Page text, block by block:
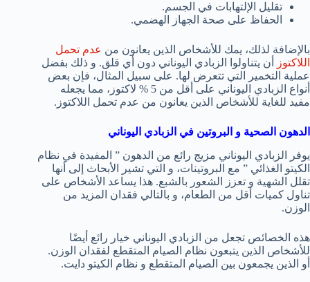
تقليل الإلتهابات في الجسم.
الحفاظ على صحة الجهاز الهضمي.
بالإضافة لذلك، يمك للأشخاص الذين يعانون من عدم تحمل
اللاكتوز
أن يتناولوا الزبادي اليوناني دون أي قلق. و ذلك بفضل
عملية التخمير التي تتعرض لها. على سبيل المثال، فإن بعض
أنواع الزبادي اليوناني على أقل من 5 % لاكتوز، مما يجعله
مفيد للغاية للأشخاص الذين يعانون من عدم تحمل اللاكتوز.
الدهون الصحية و البروتين في الزبادي اليوناني
يوفر الزبادي اليوناني مزيج رائع من الدهون ” المفيدة في نظام
الكيتو الغذائي ” مع البروتينات، و التي تشير الأبحاث إلى أنها
تقلل الشهية و تعزز الشعور بالشبع. هذا يساعد الأشخاص على
تناول كميات أقل من الطعام، و بالتالي فقدان المزيد من
الوزن.
هذه الخصائص تجعل من الزبادي اليوناني خيار رائع أيضًا
للأشخاص الذين يتبعون نظام الصيام المتقطع لفقدان الوزن.
أو الذين يجمعون بين الصيام المتقطع و نظام الكيتو دايت.